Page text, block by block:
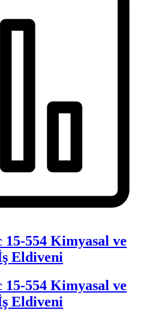
15-554 Kimyasal ve
Eldiveni
15-554 Kimyasal ve
Eldiveni